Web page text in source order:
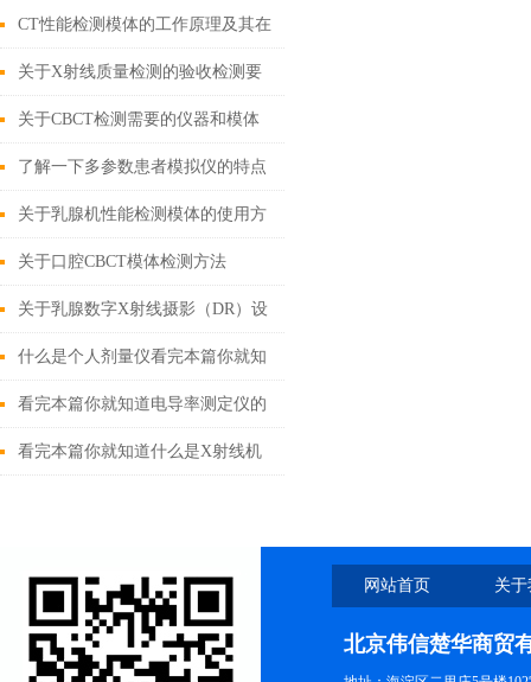
CT性能检测模体的工作原理及其在
医疗设备检测中的应用
关于X射线质量检测的验收检测要
求
关于CBCT检测需要的仪器和模体
要求-1
了解一下多参数患者模拟仪的特点
有哪些吧
关于乳腺机性能检测模体的使用方
法介绍
关于口腔CBCT模体检测方法
关于乳腺数字X射线摄影（DR）设
备专用检测项目与检测方法 -3
什么是个人剂量仪看完本篇你就知
道了
看完本篇你就知道电导率测定仪的
特点有哪些了
看完本篇你就知道什么是X射线机
网站首页 关
北京伟信楚华商贸